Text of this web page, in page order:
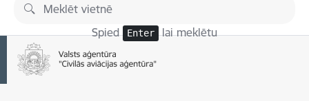
Pāriet uz lapas saturu
Spied Enter lai meklētu